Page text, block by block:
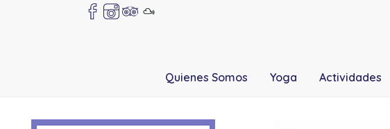
Quienes Somos Yoga Actividades